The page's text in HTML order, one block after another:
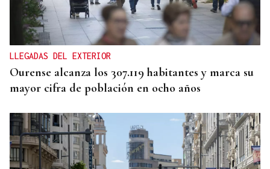
LLEGADAS DEL EXTERIOR
Ourense alcanza los 307.119 habitantes y marca su
mayor cifra de población en ocho años